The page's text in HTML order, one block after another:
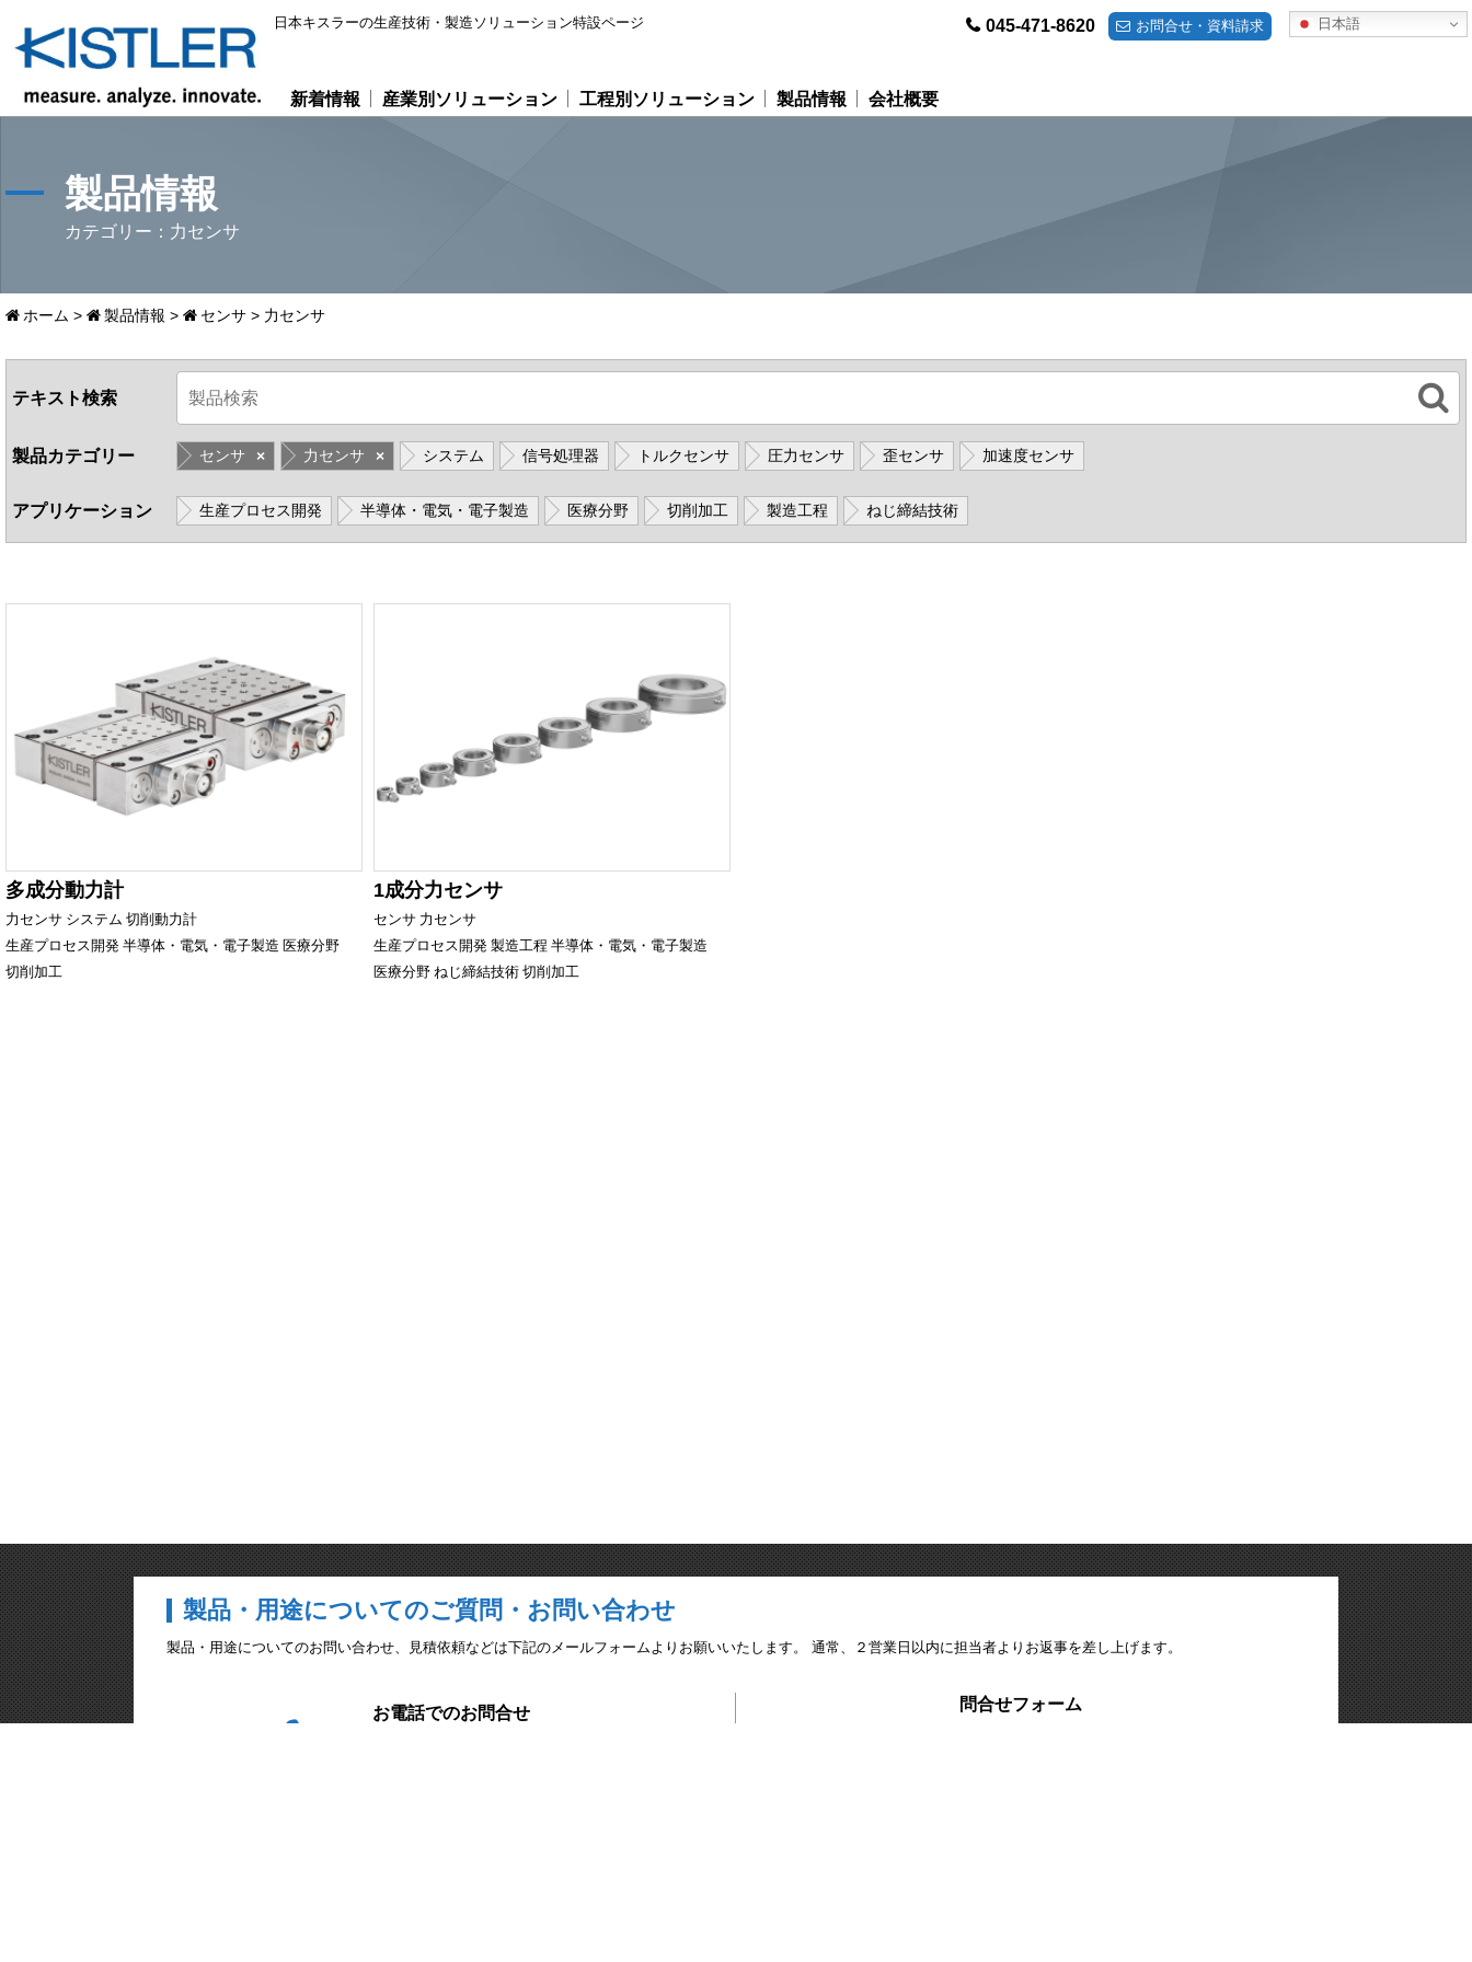
日本キスラーの生産技術・製造ソリューション特設ページ
新着情報 産業別ソリューション 工程別ソリューション 製品情報 会社概要
日本語
045-471-8620 お問合せ・資料請求
製品情報
カテゴリー：力センサ
ホーム > 製品情報 > センサ > 力センサ
テキスト検索
製品カテゴリー センサ × 力センサ × システム 信号処理器 トルクセンサ 圧力センサ 歪センサ 加速度センサ
アプリケーション 生産プロセス開発 半導体・電気・電子製造 医療分野 切削加工 製造工程 ねじ締結技術
多成分動力計
力センサ システム 切削動力計
生産プロセス開発 半導体・電気・電子製造 医療分野
切削加工
1成分力センサ
センサ 力センサ
生産プロセス開発 製造工程 半導体・電気・電子製造
医療分野 ねじ締結技術 切削加工
製品・用途についてのご質問・お問い合わせ
製品・用途についてのお問い合わせ、見積依頼などは下記のメールフォームよりお願いいたします。 通常、２営業日以内に担当者よりお返事を差し上げます。
お電話でのお問合せ 問合せフォーム